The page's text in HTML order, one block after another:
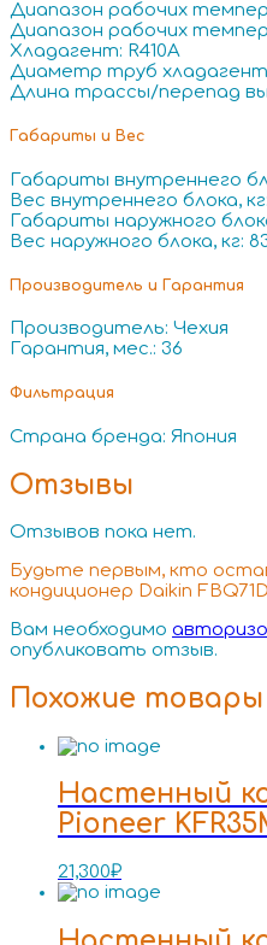
Диапазон рабочих
Диапазон рабочих
Хладагент: R410A
Диаметр труб
Длина трассы/перепад
Габариты и Вес
Габариты внутреннего
Вес внутреннего блока,
Габариты наружного
Вес наружного блока, кг:
Производитель и Гарантия
Производитель: Чехия
Гарантия, мес.: 36
Фильтрация
Страна бренда: Япония
Отзывы
Отзывов пока нет.
Будьте первым, кто
кондиционер Daikin
Вам необходимо
опубликовать отзыв.
Похожие товары
Настенный
Pioneer
21,300₽